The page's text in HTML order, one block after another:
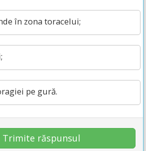
în zona toracelui;
pe gură.
Trimite răspunsul